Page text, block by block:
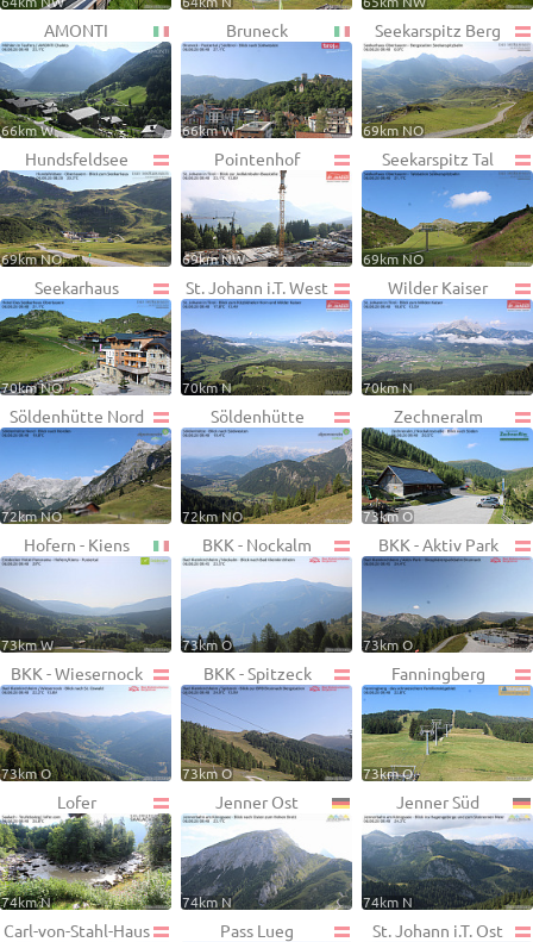
AMONTI
66km W
Bruneck
66km W
Seekarspitz Berg
69km NO
Hundsfeldsee
69km NO
Pointenhof
69km NW
Seekarspitz Tal
69km NO
Seekarhaus
70km NO
St. Johann i.T. West
70km N
Wilder Kaiser
70km N
Söldenhütte Nord
72km NO
Söldenhütte
72km NO
Zechneralm
73km O
Hofern - Kiens
73km W
BKK - Nockalm
73km O
BKK - Aktiv Park
73km O
BKK - Wiesernock
73km O
BKK - Spitzeck
73km O
Fanningberg
73km O
Lofer
74km N
Jenner Ost
74km N
Jenner Süd
74km N
Carl-von-Stahl-Haus Pass Lueg St. Johann i.T. Ost